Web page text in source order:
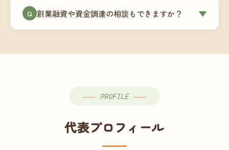
す。人数が増える場合は別途お見積りします。
（30〜60分）でご事業内容・ご要望のヒアリング
→ ③お見積り・ご契約 → ④MFクラウドの初期設
談から契約まで費用は発生しませんので、お気軽
Q 創業融資や資金調達の相談もできますか？ ▼
PROFILE
代表プロフィール